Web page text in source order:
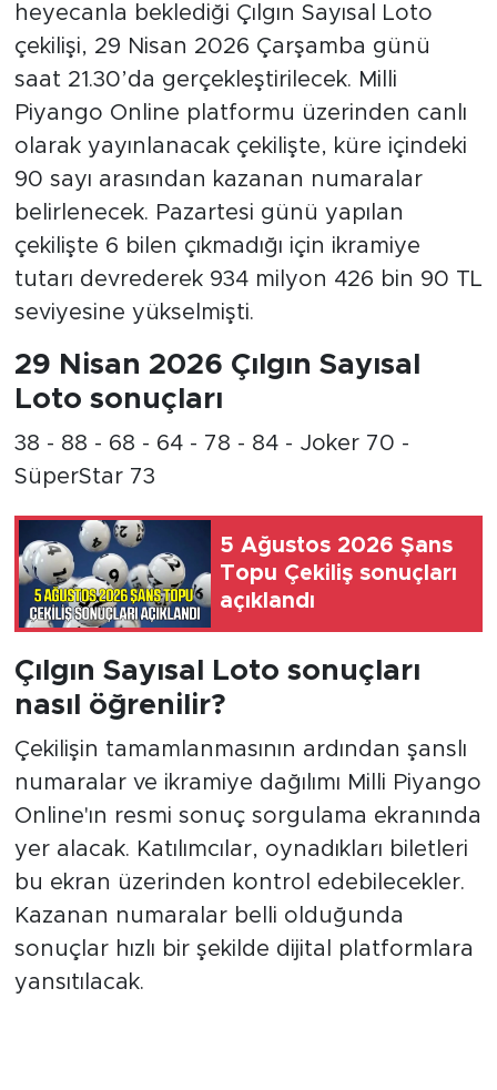
heyecanla beklediği Çılgın Sayısal Loto
çekilişi, 29 Nisan 2026 Çarşamba günü
saat 21.30’da gerçekleştirilecek. Milli
Piyango Online platformu üzerinden canlı
olarak yayınlanacak çekilişte, küre içindeki
90 sayı arasından kazanan numaralar
belirlenecek. Pazartesi günü yapılan
çekilişte 6 bilen çıkmadığı için ikramiye
tutarı devrederek 934 milyon 426 bin 90 TL
seviyesine yükselmişti.
29 Nisan 2026 Çılgın Sayısal
Loto sonuçları
38 - 88 - 68 - 64 - 78 - 84 - Joker 70 -
SüperStar 73
5 Ağustos 2026 Şans
Topu Çekiliş sonuçları
açıklandı
Çılgın Sayısal Loto sonuçları
nasıl öğrenilir?
Çekilişin tamamlanmasının ardından şanslı
numaralar ve ikramiye dağılımı Milli Piyango
Online'ın resmi sonuç sorgulama ekranında
yer alacak. Katılımcılar, oynadıkları biletleri
bu ekran üzerinden kontrol edebilecekler.
Kazanan numaralar belli olduğunda
sonuçlar hızlı bir şekilde dijital platformlara
yansıtılacak.